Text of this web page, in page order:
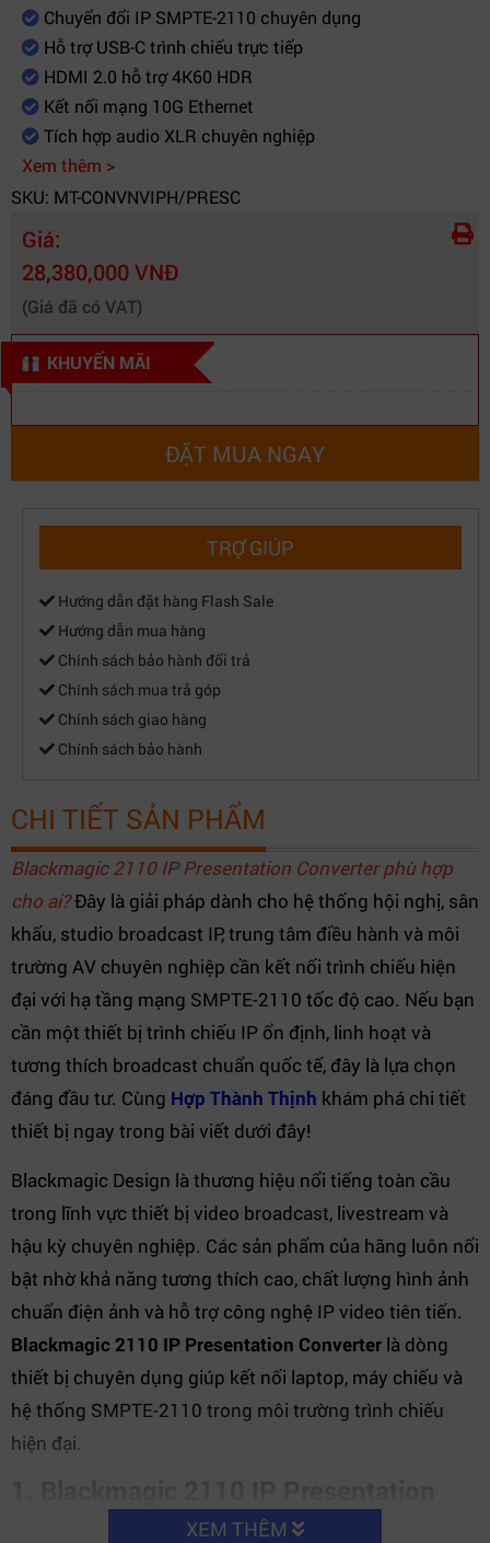
Video tối đa
4K DCI 60p
Giao thức thời
gian
IEEE 1588-2008 PTP v2
NMOS
IS-04, IS-05
Điều khiển
LCD 2.2 inch + núm xoay
Thiết kế
100-240V AC
Hệ điều hành
Thương hiệu
Blackmagic Design
Chuyển đổi IP SMPTE-2110 chuyên dụng
Hỗ trợ USB-C trình chiếu trực tiếp
HDMI 2.0 hỗ trợ 4K60 HDR
Kết nối mạng 10G Ethernet
Tích hợp audio XLR chuyên nghiệp
Xem thêm >
SKU: MT-CONVNVIPH/PRESC
Giá:
28,380,000 VNĐ
(Giá đã có VAT)
KHUYẾN MÃI
ĐẶT MUA NGAY
TRỢ GIÚP
Hướng dẫn đặt hàng Flash Sale
Hướng dẫn mua hàng
Chính sách bảo hành đổi trả
Chính sách mua trả góp
Chính sách giao hàng
Chính sách bảo hành
CHI TIẾT SẢN PHẨM
Blackmagic 2110 IP Presentation Converter phù hợp
cho ai?Đây là giải pháp dành cho hệ thống hội nghị, sân
khấu, studio broadcast IP, trung tâm điều hành và môi
trường AV chuyên nghiệp cần kết nối trình chiếu hiện
đại với hạ tầng mạng SMPTE-2110 tốc độ cao. Nếu bạn
cần một thiết bị trình chiếu IP ổn định, linh hoạt và
tương thích broadcast chuẩn quốc tế, đây là lựa chọn
đáng đầu tư. Cùng Hợp Thành Thịnh khám phá chi tiết
thiết bị ngay trong bài viết dưới đây!
Blackmagic Design là thương hiệu nổi tiếng toàn cầu
trong lĩnh vực thiết bị video broadcast, livestream và
hậu kỳ chuyên nghiệp. Các sản phẩm của hãng luôn nổi
bật nhờ khả năng tương thích cao, chất lượng hình ảnh
chuẩn điện ảnh và hỗ trợ công nghệ IP video tiên tiến.
Blackmagic 2110 IP Presentation Converter là dòng
thiết bị chuyên dụng giúp kết nối laptop, máy chiếu và
hệ thống SMPTE-2110 trong môi trường trình chiếu
hiện đại.
Converter là gì?XEM THÊM